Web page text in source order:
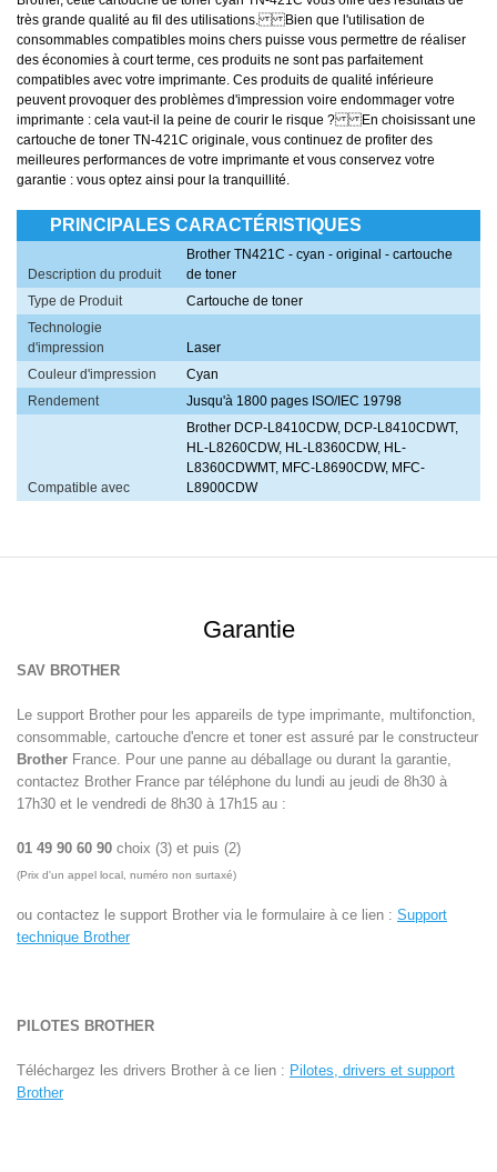
très grande qualité au fil des utilisations. Bien que l'utilisation de
consommables compatibles moins chers puisse vous permettre de réaliser
des économies à court terme, ces produits ne sont pas parfaitement
compatibles avec votre imprimante. Ces produits de qualité inférieure
peuvent provoquer des problèmes d'impression voire endommager votre
imprimante : cela vaut-il la peine de courir le risque ? En choisissant une
cartouche de toner TN-421C originale, vous continuez de profiter des
meilleures performances de votre imprimante et vous conservez votre
garantie : vous optez ainsi pour la tranquillité.
PRINCIPALES CARACTÉRISTIQUES
Description du produit
Brother TN421C - cyan - original - cartouche
de toner
Type de Produit
Cartouche de toner
Technologie
d'impression
Laser
Couleur d'impression
Cyan
Rendement
Jusqu'à 1800 pages ISO/IEC 19798
Compatible avec
Brother DCP-L8410CDW, DCP-L8410CDWT,
HL-L8260CDW, HL-L8360CDW, HL-
L8360CDWMT, MFC-L8690CDW, MFC-
L8900CDW
Garantie
SAV BROTHER
Le support Brother pour les appareils de type imprimante, multifonction,
consommable, cartouche d'encre et toner est assuré par le constructeur
Brother France. Pour une panne au déballage ou durant la garantie,
contactez Brother France par téléphone du lundi au jeudi de 8h30 à
17h30 et le vendredi de 8h30 à 17h15 au :
01 49 90 60 90 choix (3) et puis (2)
(Prix d'un appel local, numéro non surtaxé)
ou contactez le support Brother via le formulaire à ce lien : Support
technique Brother
PILOTES BROTHER
Téléchargez les drivers Brother à ce lien : Pilotes, drivers et support
Brother